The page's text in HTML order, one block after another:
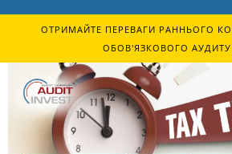
ОТРИМАЙТЕ ПЕРЕВАГИ РАННЬОГО
ОБОВ'ЯЗКОВОГО АУДИТУ